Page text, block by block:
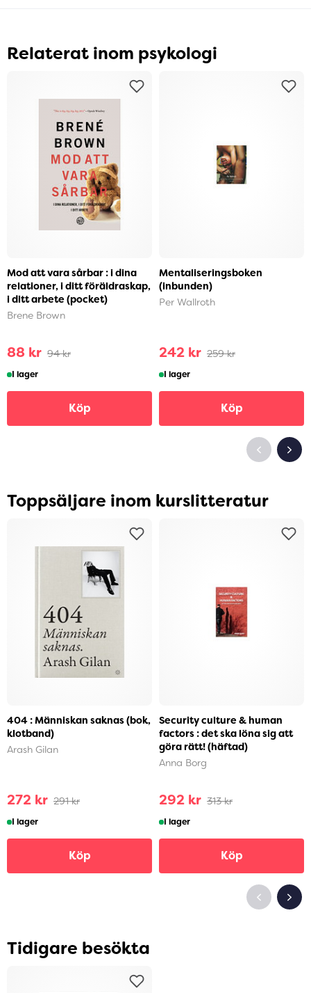
Relaterat inom psykologi
Mod att vara sårbar : i dina
relationer, i ditt föräldraskap,
i ditt arbete (pocket)
Brene Brown
88 kr 94 kr
I lager
Köp
Mentaliseringsboken
(inbunden)
Per Wallroth
242 kr 259 kr
I lager
Köp
Toppsäljare inom kurslitteratur
404 : Människan saknas (bok,
klotband)
Arash Gilan
272 kr 291 kr
I lager
Köp
Security culture & human
factors : det ska löna sig att
göra rätt! (häftad)
Anna Borg
292 kr 313 kr
I lager
Köp
Tidigare besökta